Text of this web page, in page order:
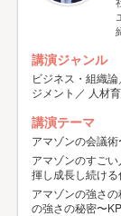
講演ジャンル
ビジネス・組織
ジメント／ 人材
講演テーマ
アマゾンの会議
アマゾンのすご
揮し成長し続ける
アマゾンの強さ
の強さの秘密〜